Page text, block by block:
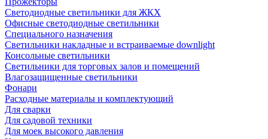
Светодиодные светильники для ЖКХ
Офисные светодиодные светильники
Специального назначения
Светильники накладные и встраиваемые downlight
Консольные светильники
Светильники для торговых залов и помещений
Влагозащищенные светильники
Фонари
Расходные материалы и комплектующий
Для сварки
Для садовой техники
Для моек высокого давления